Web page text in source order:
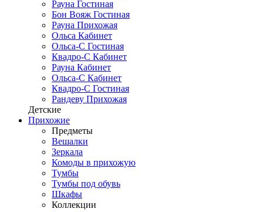
Рауна Гостиная
Бон Вояж Гостиная
Рауна Прихожая
Ольса Кабинет
Ольса-С Гостиная
Квадро-С Кабинет
Рауна Кабинет
Ольса-С Кабинет
Квадро-С Гостиная
Рандеву Прихожая
Детские
Прихожие
Предметы
Вешалки
Зеркала
Комоды в прихожую
Тумбы
Тумбы под обувь
Шкафы
Коллекции